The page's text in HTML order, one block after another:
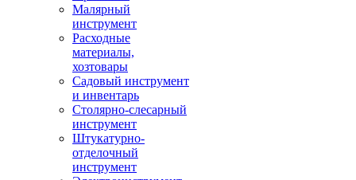
Малярный
инструмент
Расходные
материалы,
хозтовары
Садовый инструмент
и инвентарь
Столярно-слесарный
инструмент
Штукатурно-
отделочный
инструмент